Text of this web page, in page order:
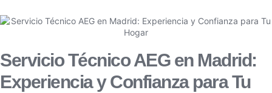
Servicio Técnico AEG en Madrid:
Experiencia y Confianza para Tu